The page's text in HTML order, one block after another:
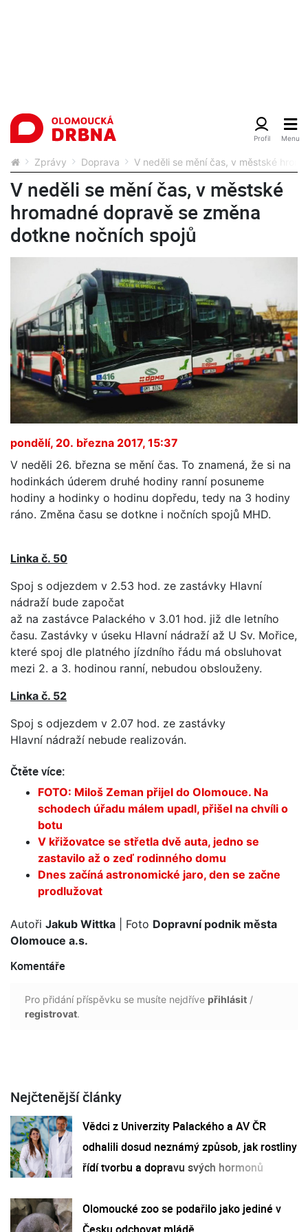
Zprávy Doprava V neděli se mění čas, v městské
V neděli se mění čas, v městské
hromadné dopravě se změna
dotkne nočních spojů
pondělí, 20. března 2017, 15:37
V neděli 26. března se mění čas. To znamená, že si na
hodinkách úderem druhé hodiny ranní posuneme
hodiny a hodinky o hodinu dopředu, tedy na 3 hodiny
ráno. Změna času se dotkne i nočních spojů MHD.
Linka č. 50
Spoj s odjezdem v 2.53 hod. ze zastávky Hlavní
nádraží bude započat
až na zastávce Palackého v 3.01 hod. již dle letního
času. Zastávky v úseku Hlavní nádraží až U Sv. Mořice,
které spoj dle platného jízdního řádu má obsluhovat
mezi 2. a 3. hodinou ranní, nebudou obslouženy.
Linka č. 52
Spoj s odjezdem v 2.07 hod. ze zastávky
Hlavní nádraží nebude realizován.
Čtěte více:
FOTO: Miloš Zeman přijel do Olomouce. Na
schodech úřadu málem upadl, přišel na chvíli o
botu
V křižovatce se střetla dvě auta, jedno se
zastavilo až o zeď rodinného domu
Dnes začíná astronomické jaro, den se začne
prodlužovat
Autoři Jakub Wittka | Foto Dopravní podnik města
Olomouce a.s.
Komentáře
Pro přidání příspěvku se musíte nejdříve přihlásit /
registrovat.
Nejčtenější články
Vědci z Univerzity Palackého a AV ČR
odhalili dosud neznámý způsob, jak rostliny
řídí tvorbu a dopravu svých hormonů
Olomoucké zoo se podařilo jako jediné v